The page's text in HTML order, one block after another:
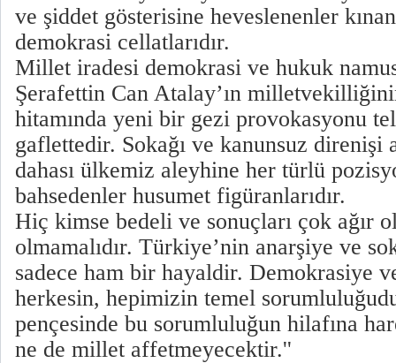
ve şiddet gösterisine heveslenenler
demokrasi cellatlarıdır.
Millet iradesi demokrasi ve hukuk
Şerafettin Can Atalay’ın
hitamında yeni bir gezi provokasyonu
gaflettedir. Sokağı ve kanunsuz direnişi
dahası ülkemiz aleyhine her türlü
bahsedenler husumet figüranlarıdır.
Hiç kimse bedeli ve sonuçları çok ağır
olmamalıdır. Türkiye’nin anarşiye ve
sadece ham bir hayaldir. Demokrasiye
herkesin, hepimizin temel
pençesinde bu sorumluluğun hilafına
ne de millet affetmeyecektir.''